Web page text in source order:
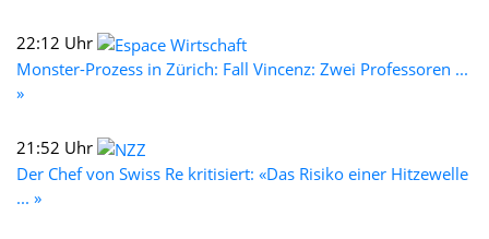
22:12 Uhr
Monster-Prozess in Zürich: Fall Vincenz: Zwei Professoren ...
»
21:52 Uhr
Der Chef von Swiss Re kritisiert: «Das Risiko einer Hitzewelle
... »